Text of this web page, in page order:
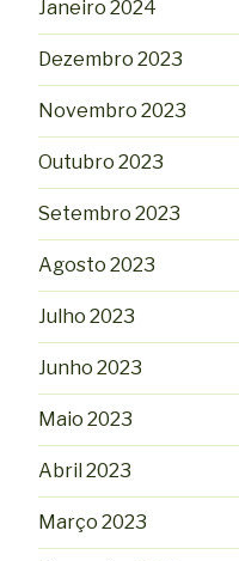
Janeiro 2024
Dezembro 2023
Novembro 2023
Outubro 2023
Setembro 2023
Agosto 2023
Julho 2023
Junho 2023
Maio 2023
Abril 2023
Março 2023